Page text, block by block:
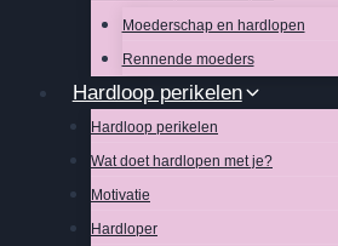
Moederschap en hardlopen
Rennende moeders
Hardloop perikelen
Hardloop perikelen
Wat doet hardlopen met je?
Motivatie
Hardloper